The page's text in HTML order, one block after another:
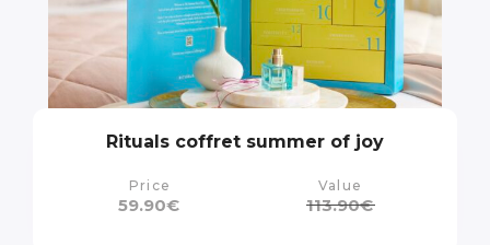
Rituals coffret summer of joy
Price
59.90€
Value
113.90€